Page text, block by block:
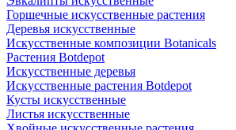
Горшечные искусственные растения
Деревья искусственные
Искусственные композиции Botanicals
Растения Botdepot
Искусственные деревья
Искусственные растения Botdepot
Кусты искусственные
Листья искусственные